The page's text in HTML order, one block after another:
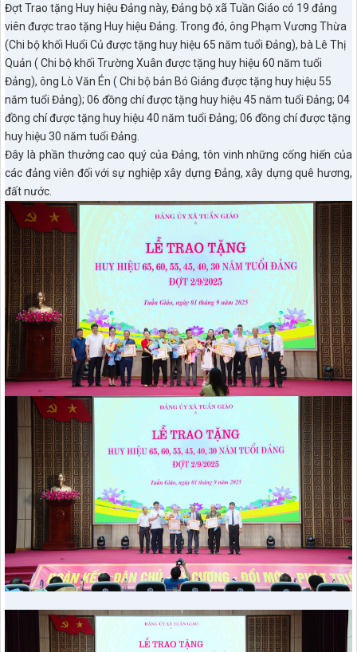
Đợt Trao tặng Huy hiệu Đảng này, Đảng bộ xã Tuần Giáo có 19 đảng
viên được trao tặng Huy hiệu Đảng. Trong đó, ông Phạm Vương Thừa
(Chi bộ khối Huổi Củ được tặng huy hiệu 65 năm tuổi Đảng), bà Lê Thị
Quản ( Chi bộ khối Trường Xuân được tặng huy hiệu 60 năm tuổi
Đảng), ông Lò Văn Én ( Chi bộ bản Bó Giáng được tặng huy hiệu 55
năm tuổi Đảng); 06 đồng chí được tặng huy hiệu 45 năm tuổi Đảng; 04
đồng chí được tặng huy hiệu 40 năm tuổi Đảng; 06 đồng chí được tặng
huy hiệu 30 năm tuổi Đảng.
Đây là phần thưởng cao quý của Đảng, tôn vinh những cống hiến của
các đảng viên đối với sự nghiệp xây dựng Đảng, xây dựng quê hương,
đất nước.